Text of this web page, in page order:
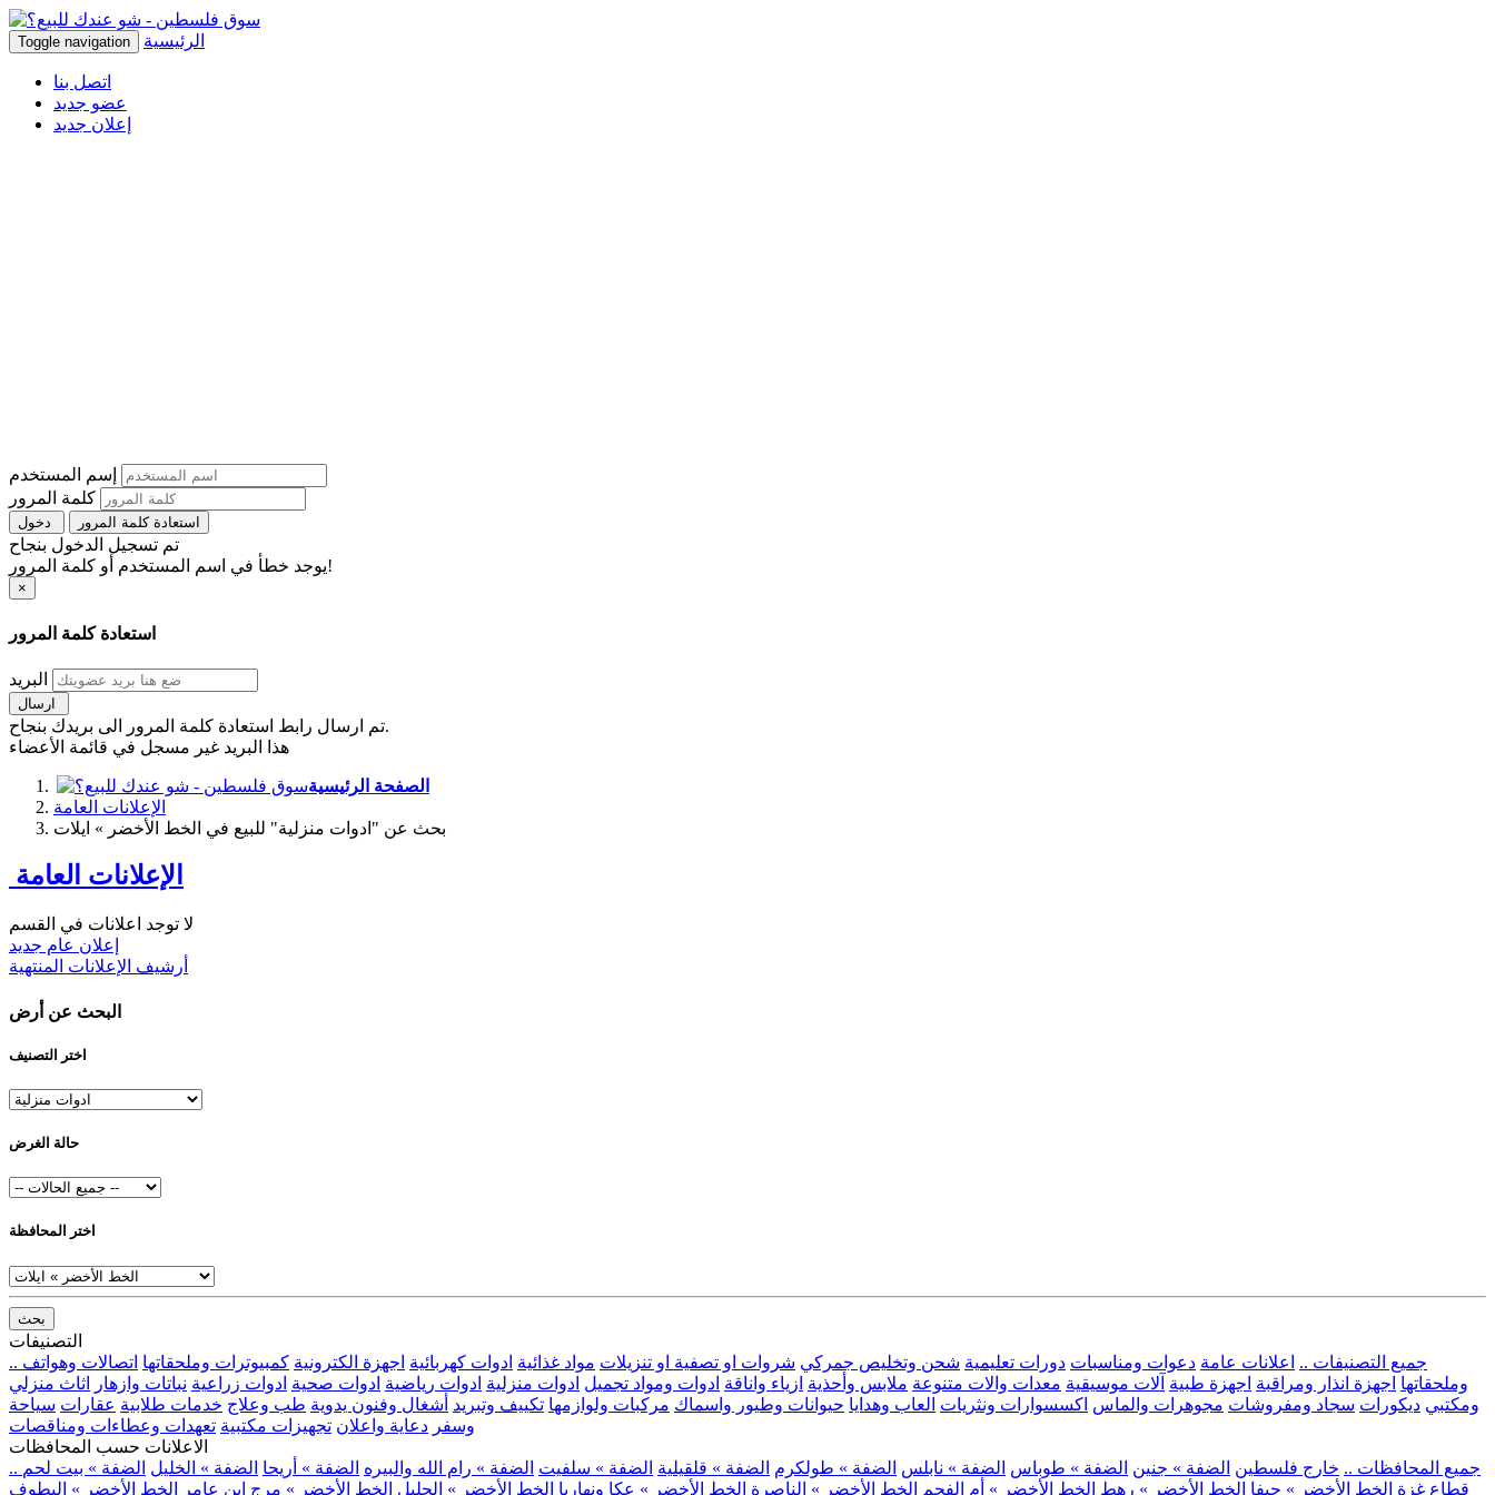
Toggle navigation الرئيسية
اتصل بنا
عضو جديد
إعلان جديد
إسم المستخدم
كلمة المرور
استعادة كلمة المرور
تم تسجيل الدخول بنجاح
يوجد خطأ في اسم المستخدم أو كلمة المرور!
×
استعادة كلمة المرور
البريد
تم ارسال رابط استعادة كلمة المرور الى بريدك بنجاح.
هذا البريد غير مسجل في قائمة الأعضاء
الصفحة الرئيسية
الإعلانات العامة
بحث عن "ادوات منزلية" للبيع في الخط الأخضر » ايلات
الإعلانات العامة
لا توجد اعلانات في القسم
إعلان عام جديد
أرشيف الإعلانات المنتهية
البحث عن أرض
اختر التصنيف
حالة الغرض
اختر المحافظة
بحث
التصنيفات
.. جميع التصنيفات ..
اعلانات عامة دعوات ومناسبات دورات تعليمية شحن وتخليص جمركي شروات او تصفية او تنزيلات مواد غذائية ادوات كهربائية اجهزة الكترونية كمبيوترات وملحقاتها اتصالات وهواتف
وملحقاتها اجهزة انذار ومراقبة اجهزة طبية آلات موسيقية معدات والات متنوعة ملابس وأحذية ازياء واناقة ادوات ومواد تجميل ادوات منزلية ادوات رياضية ادوات صحية ادوات زراعية نباتات وازهار
اثاث منزلي
ومكتبي ديكورات سجاد ومفروشات مجوهرات والماس اكسسوارات ونثريات العاب وهدايا حيوانات وطيور واسماك مركبات ولوازمها تكييف وتبريد أشغال وفنون يدوية طب وعلاج خدمات طلابية عقارات سياحة
وسفر دعاية واعلان تجهيزات مكتبية تعهدات وعطاءات ومناقصات
الاعلانات حسب المحافظات
.. جميع المحافظات .. خارج فلسطين الضفة » جنين الضفة » طوباس الضفة » نابلس الضفة » طولكرم الضفة » قلقيلية الضفة » سلفيت الضفة » رام الله والبيره الضفة » أريحا الضفة » الخليل الضفة » بيت لحم
قطاع غزة الخط الأخضر » حيفا الخط الأخضر » رهط الخط الأخضر » أم الفحم الخط الأخضر » الناصرة الخط الأخضر » عكا ونهاريا الخط الأخضر » الجليل الخط الأخضر » مرج ابن عامر الخط الأخضر » البطوف